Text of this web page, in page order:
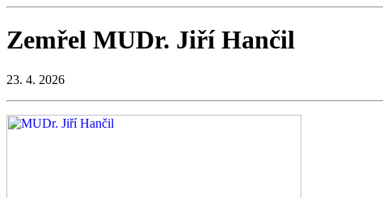
Zemřel MUDr. Jiří Hančil
23. 4. 2026